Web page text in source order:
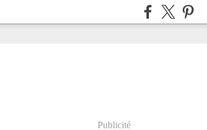
Publicité